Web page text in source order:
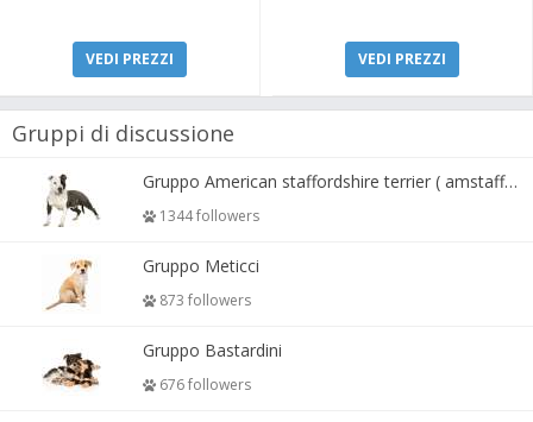
VEDI PREZZI VEDI PREZZI
Gruppi di discussione
Gruppo American staffordshire terrier ( amstaff, amastaff )
1344 followers
Gruppo Meticci
873 followers
Gruppo Bastardini
676 followers